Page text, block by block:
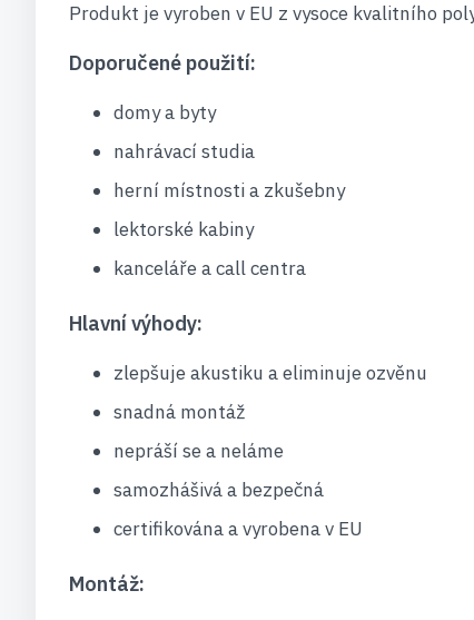
Produkt je vyroben v EU z vysoce kvalitního
Doporučené použití:
domy a byty
nahrávací studia
herní místnosti a zkušebny
lektorské kabiny
kanceláře a call centra
Hlavní výhody:
zlepšuje akustiku a eliminuje ozvěnu
snadná montáž
nepráší se a neláme
samozhášivá a bezpečná
certifikována a vyrobena v EU
Montáž: